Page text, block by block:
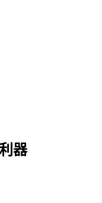
器